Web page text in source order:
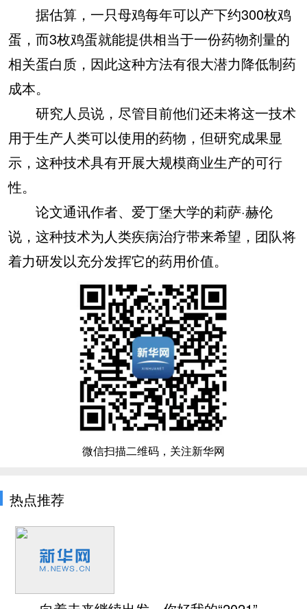
据估算，一只母鸡每年可以产下约300枚鸡
蛋，而3枚鸡蛋就能提供相当于一份药物剂量的
相关蛋白质，因此这种方法有很大潜力降低制药
成本。
研究人员说，尽管目前他们还未将这一技术
用于生产人类可以使用的药物，但研究成果显
示，这种技术具有开展大规模商业生产的可行
性。
论文通讯作者、爱丁堡大学的莉萨·赫伦
说，这种技术为人类疾病治疗带来希望，团队将
着力研发以充分发挥它的药用价值。
微信扫描二维码，关注新华网
热点推荐